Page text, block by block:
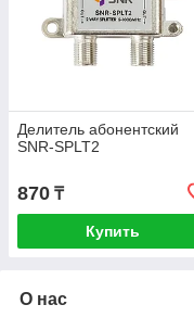
Делитель абонентский
SNR-SPLT2
870 ₸
Купить
О нас